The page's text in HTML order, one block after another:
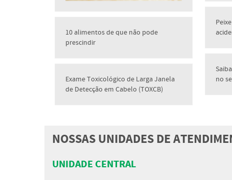
10 alimentos de que não pode
prescindir
no
Exame Toxicológico de Larga Janela
de Detecção em Cabelo (TOXCB)
NOSSAS UNIDADES DE
UNIDADE CENTRAL